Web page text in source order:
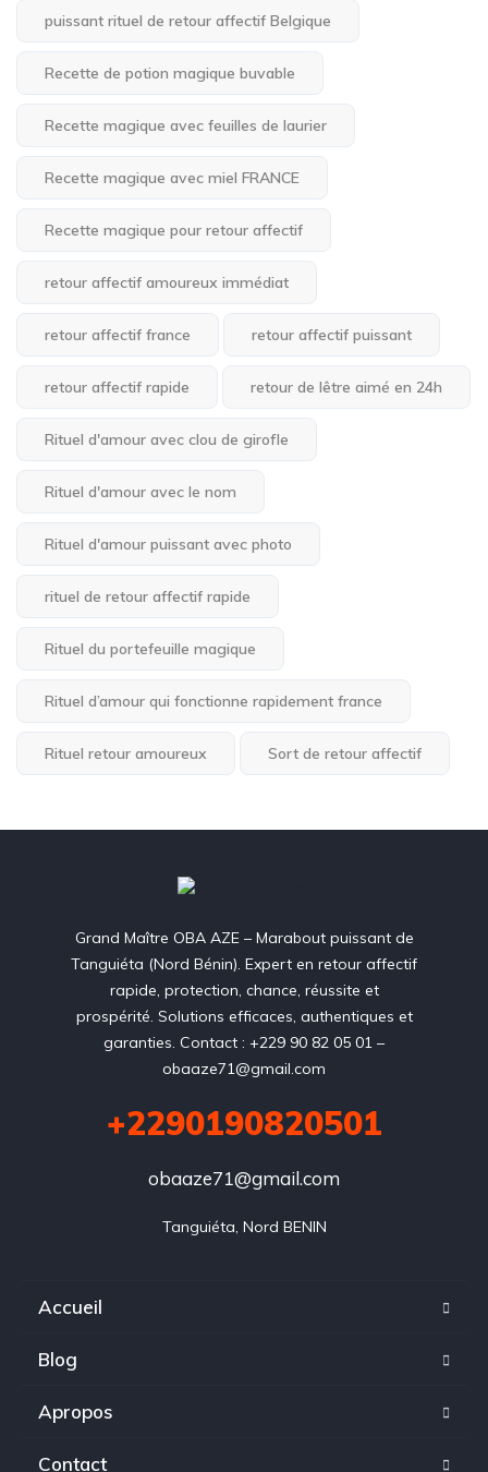
puissant rituel de retour affectif Belgique
Recette de potion magique buvable
Recette magique avec feuilles de laurier
Recette magique avec miel FRANCE
Recette magique pour retour affectif
retour affectif amoureux immédiat
retour affectif france retour affectif puissant
retour affectif rapide retour de lêtre aimé en 24h
Rituel d'amour avec clou de girofle
Rituel d'amour avec le nom
Rituel d'amour puissant avec photo
rituel de retour affectif rapide
Rituel du portefeuille magique
Rituel d’amour qui fonctionne rapidement france
Rituel retour amoureux Sort de retour affectif
Grand Maître OBA AZE – Marabout puissant de
Tanguiéta (Nord Bénin). Expert en retour affectif
rapide, protection, chance, réussite et
prospérité. Solutions efficaces, authentiques et
garanties. Contact : +229 90 82 05 01 –
obaaze71@gmail.com
+2290190820501
obaaze71@gmail.com
Tanguiéta, Nord BENIN
Accueil
Blog
Apropos
Contact